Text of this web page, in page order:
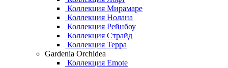
Коллекция Мирамаре
Коллекция Нолана
Коллекция Рейнбоу
Коллекция Страйд
Коллекция Терра
Gardenia Orchidea
Коллекция Emote